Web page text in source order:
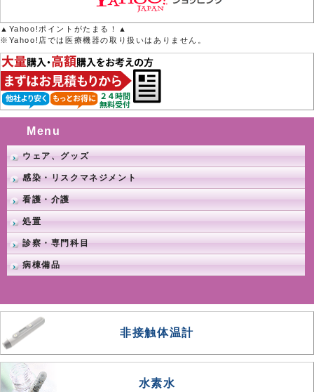
▲Yahoo!ポイントがたまる！▲
※Yahoo!店では医療機器の取り扱いはありません。
Menu
ウェア、グッズ
感染・リスクマネジメント
看護・介護
処置
診察・専門科目
病棟備品
非接触体温計
水素水